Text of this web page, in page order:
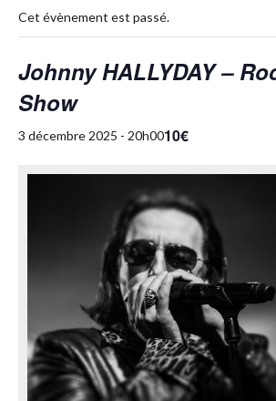
Cet évènement est passé.
Johnny HALLYDAY –
Show
3 décembre 2025 - 20h0010€